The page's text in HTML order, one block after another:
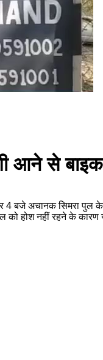
आने से
4 बजे अचानक
को होश नहीं रहने के